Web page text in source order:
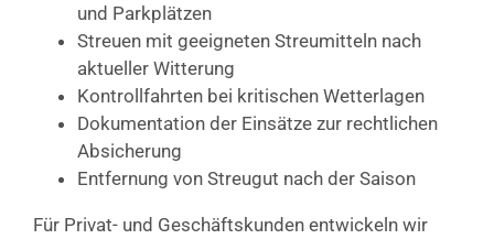
und Parkplätzen
Streuen mit geeigneten Streumitteln nach
aktueller Witterung
Kontrollfahrten bei kritischen Wetterlagen
Dokumentation der Einsätze zur rechtlichen
Absicherung
Entfernung von Streugut nach der Saison
Für Privat- und Geschäftskunden entwickeln wir